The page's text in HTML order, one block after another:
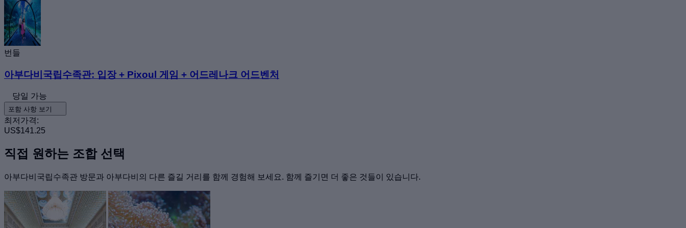
번들
아부다비국립수족관: 입장 + Pixoul 게임 + 어드레나크 어드벤처
당일 가능
포함 사항 보기
최저가격:
US$141.25
직접 원하는 조합 선택
아부다비국립수족관 방문과 아부다비의 다른 즐길 거리를 함께 경험해 보세요. 함께 즐기면 더 좋은 것들이 있습니다.